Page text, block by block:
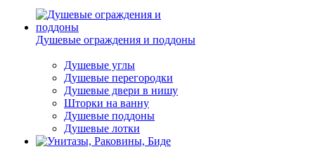
Душевые ограждения и поддоны
Душевые углы
Душевые перегородки
Душевые двери в нишу
Шторки на ванну
Душевые поддоны
Душевые лотки